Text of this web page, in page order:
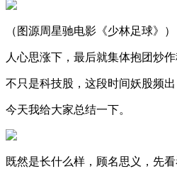
（图源周星驰电影《少林足球》）
人心思涨下，最后就集体抱团炒作
不只是科技股，这段时间妖股频
今天我给大家总结一下。
既然是长什么样，顾名思义，先看